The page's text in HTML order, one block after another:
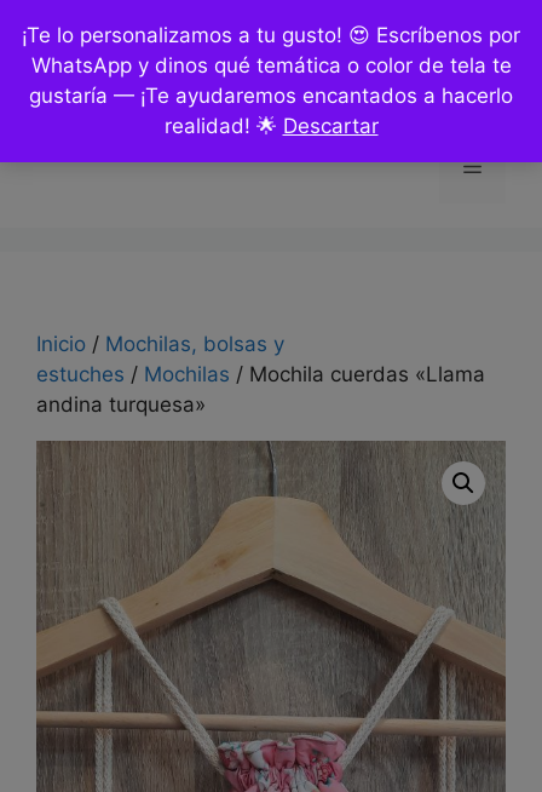
¡Te lo personalizamos a tu gusto! 😍 Escríbenos por
WhatsApp y dinos qué temática o color de tela te
gustaría — ¡Te ayudaremos encantados a hacerlo
realidad! 🌟 Descartar
contenido
Menú
Inicio / Mochilas, bolsas y
estuches / Mochilas / Mochila cuerdas «Llama
andina turquesa»